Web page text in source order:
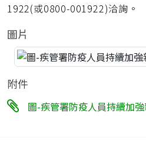
1922(或0800-001922)洽詢。
圖片
附件
圖-疾管署防疫人員持續加